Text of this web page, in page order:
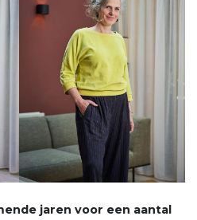
jaren voor een aantal